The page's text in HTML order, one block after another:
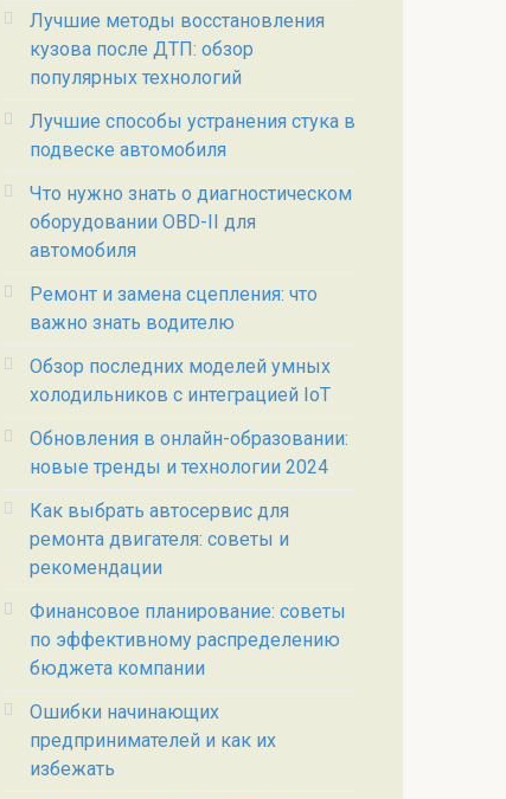
Лучшие методы восстановления
кузова после ДТП: обзор
популярных технологий
Лучшие способы устранения стука в
подвеске автомобиля
Что нужно знать о диагностическом
оборудовании OBD-II для
автомобиля
Ремонт и замена сцепления: что
важно знать водителю
Обзор последних моделей умных
холодильников с интеграцией IoT
Обновления в онлайн-образовании:
новые тренды и технологии 2024
Как выбрать автосервис для
ремонта двигателя: советы и
рекомендации
Финансовое планирование: советы
по эффективному распределению
бюджета компании
Ошибки начинающих
предпринимателей и как их
избежать